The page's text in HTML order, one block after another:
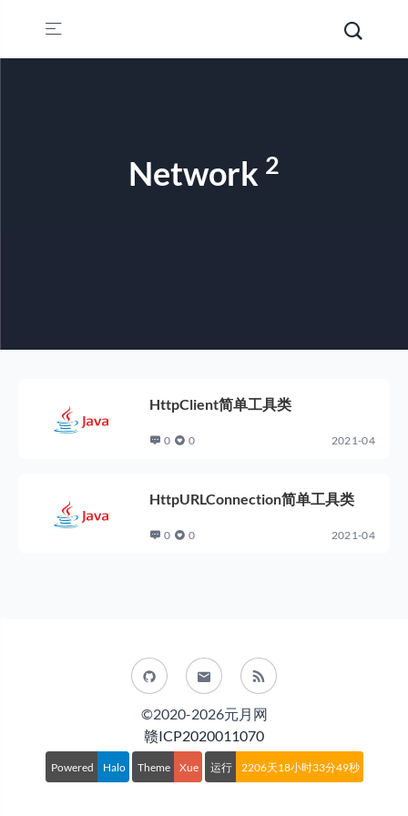
Network 2
HttpClient简单工具类
0 0 2021-04
HttpURLConnection简单工具类
0 0 2021-04
©2020-2026元月网
赣ICP2020011070
Powered Halo Theme Xue 运行 2206天18小时33分49秒